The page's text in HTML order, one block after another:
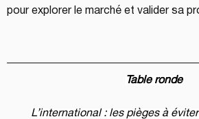
pour explorer le marché et valider sa
Table ronde
L’international : les pièges à